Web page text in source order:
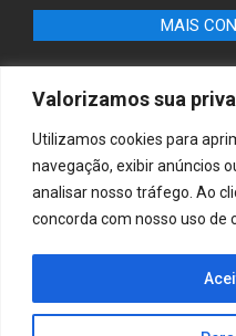
Valorizamos sua
Utilizamos cookies para
navegação, exibir anúncios
analisar nosso tráfego. Ao
concorda com nosso uso de
MAIS
Castilho-SP e descubra as
locais.
B10 Brasil – Informação e
MAIS
Casa & Jardim – Descubra
inspirações para